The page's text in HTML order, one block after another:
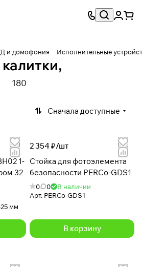
и домофония Исполнительные
180
Сначала доступные
1-
32
мм
2 354 ₽/шт
Стойка для фотоэлемента
безопасности PERCo-GDS1
0 0
В наличии
Арт. PERCo-GDS1
В корзину